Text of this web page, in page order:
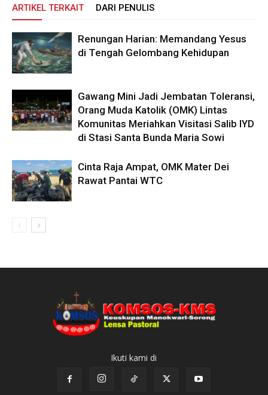
ARTIKEL TERKAIT DARI PENULIS
Renungan Harian: Memandang Yesus
di Tengah Gelombang Kehidupan
Gawang Mini Jadi Jembatan Toleransi,
Orang Muda Katolik (OMK) Lintas
Komunitas Meriahkan Visitasi Salib IYD
di Stasi Santa Bunda Maria Sowi
Cinta Raja Ampat, OMK Mater Dei
Rawat Pantai WTC
Ikuti kami di